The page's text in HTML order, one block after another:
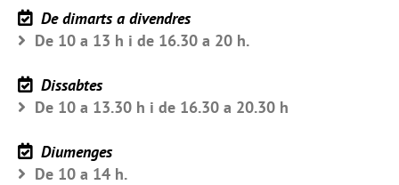
De dimarts a divendres
De 10 a 13 h i de 16.30 a 20 h.
Dissabtes
De 10 a 13.30 h i de 16.30 a 20.30 h
Diumenges
De 10 a 14 h.